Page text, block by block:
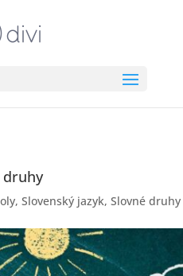
druhy
, Slovenský jazyk, Slovné druhy